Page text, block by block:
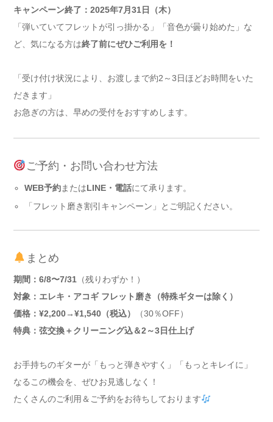
キャンペーン終了：2025年7月31日（木）
「弾いていてフレットが引っ掛かる」「音色が曇り始めた」な
ど、気になる方は終了前にぜひご利用を！
「受け付け状況により、お渡しまで約2～3日ほどお時間をいた
だきます」
お急ぎの方は、早めの受付をおすすめします。
ご予約・お問い合わせ方法
WEB予約またはLINE・電話にて承ります。
「フレット磨き割引キャンペーン」とご明記ください。
まとめ
期間：6/8〜7/31 （残りわずか！）
対象：エレキ・アコギ フレット磨き（特殊ギターは除く）
価格：¥2,200→¥1,540（税込）
（30％OFF）
特典：弦交換＋クリーニング込＆2～3日仕上げ
お手持ちのギターが「もっと弾きやすく」「もっとキレイに」
なるこの機会を、ぜひお見逃しなく！
たくさんのご利用＆ご予約をお待ちしております